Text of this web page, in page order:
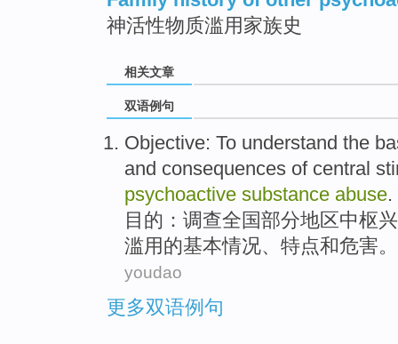
神活性物质滥用家族史
相关文章
双语例句
Objective: To understand the
and consequences of central
psychoactive substance abuse.
目的 ：调查全国部分地区中枢
滥用 的基本情况、 特点和危害。
youdao
更多双语例句